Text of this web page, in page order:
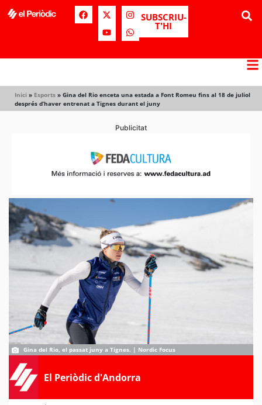
SUBSCRIU-
T'HI
Inici » Esports » Gina del Rio enceta una estada a Font Romeu fins al 18 de juliol
després d’haver entrenat a Tignes durant el juny
Publicitat
Gina del Rio, el passat juny a Tignes. | Nordic Focus
El Periòdic d'Andorra